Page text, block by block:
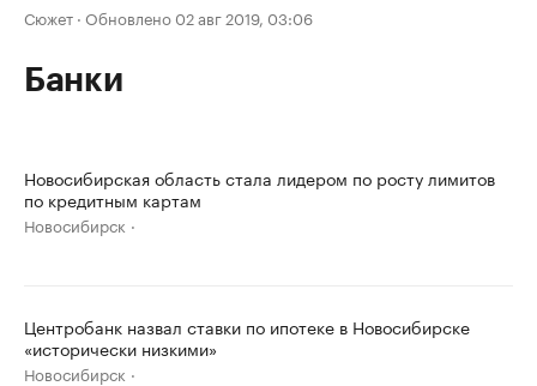
Сюжет · Обновлено 02 авг 2019, 03:06
Банки
Новосибирская область стала лидером по росту лимитов
по кредитным картам
Новосибирск
Центробанк назвал ставки по ипотеке в Новосибирске
«исторически низкими»
Новосибирск